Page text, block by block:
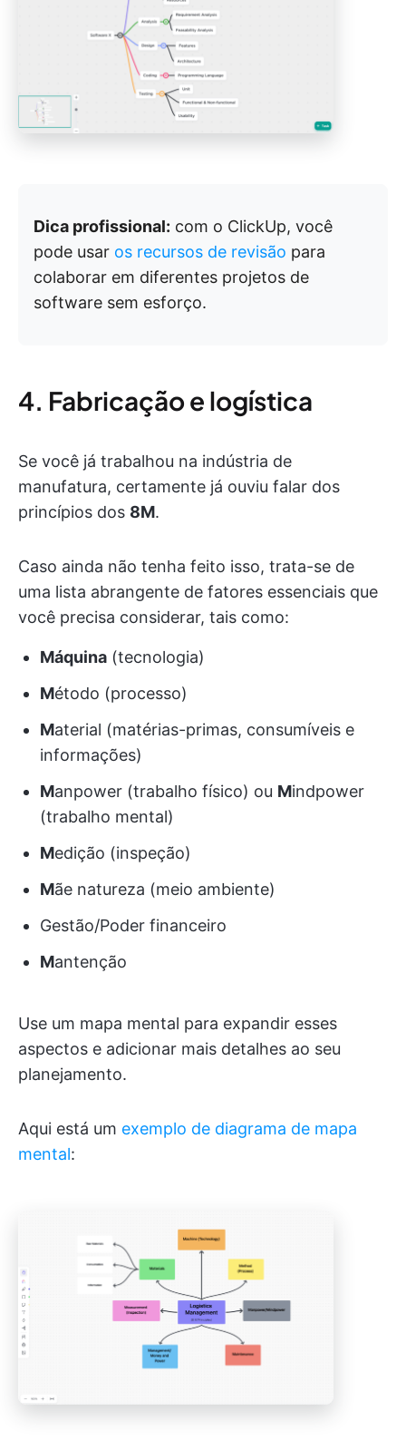
Dica profissional: com o ClickUp, você
pode usar os recursos de revisão para
colaborar em diferentes projetos de
software sem esforço.
4. Fabricação e logística
Se você já trabalhou na indústria de
manufatura, certamente já ouviu falar dos
princípios dos 8M.
Caso ainda não tenha feito isso, trata-se de
uma lista abrangente de fatores essenciais que
você precisa considerar, tais como:
Máquina (tecnologia)
Método (processo)
Material (matérias-primas, consumíveis e
informações)
Manpower (trabalho físico) ou Mindpower
(trabalho mental)
Medição (inspeção)
Mãe natureza (meio ambiente)
Gestão/Poder financeiro
Mantenção
Use um mapa mental para expandir esses
aspectos e adicionar mais detalhes ao seu
planejamento.
Aqui está um exemplo de diagrama de mapa
mental: